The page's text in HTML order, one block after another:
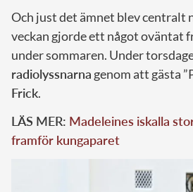
Och just det ämnet blev centralt
veckan gjorde ett något oväntat
under sommaren. Under
radiolyssnarna genom att gästa
Frick.
LÄS MER: Madeleines iskalla
framför kungaparet